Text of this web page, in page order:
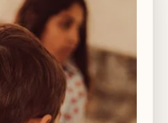
met roze streepjes